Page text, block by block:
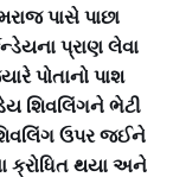
પાસે પાછા
પ્રાણ લેવા
પોતાનો પાશ
શિવલિંગને ભેટી
ઉપર જઈને
ક્રોધિત થયા અને